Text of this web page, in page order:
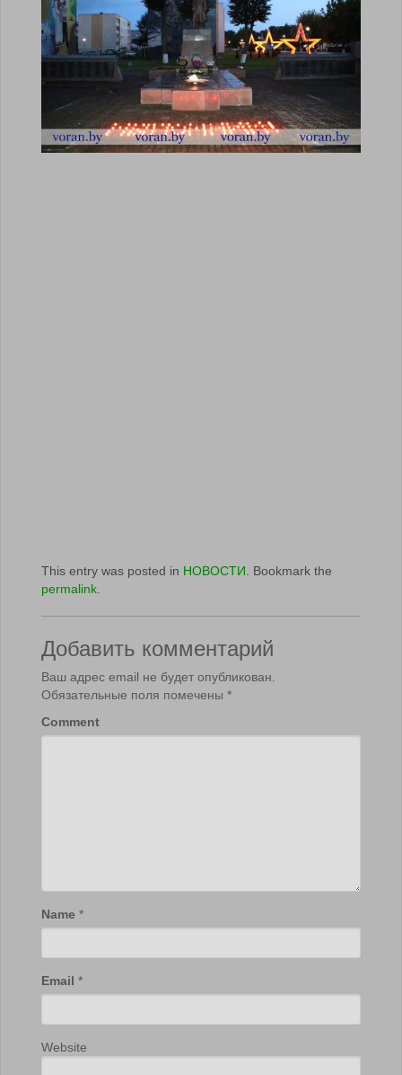
This entry was posted in НОВОСТИ . Bookmark the
permalink
Добавить комментарий
Ваш адрес email не будет опубликован.
Обязательные поля помечены *
Comment
Name *
Email *
Website